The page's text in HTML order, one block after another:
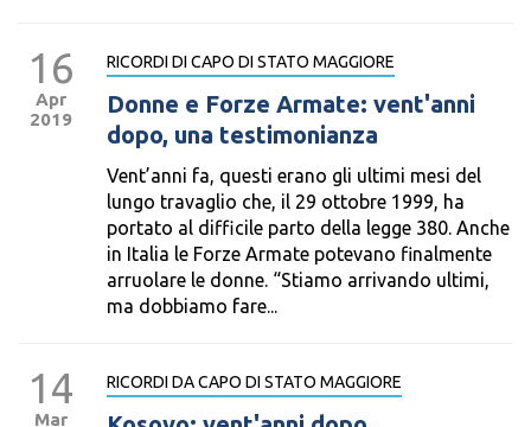
16
Apr
2019
RICORDI DI CAPO DI STATO MAGGIORE
Donne e Forze Armate: vent'anni
dopo, una testimonianza
Vent’anni fa, questi erano gli ultimi mesi del
lungo travaglio che, il 29 ottobre 1999, ha
portato al difficile parto della legge 380. Anche
in Italia le Forze Armate potevano finalmente
arruolare le donne. “Stiamo arrivando ultimi,
ma dobbiamo fare...
14
Mar
RICORDI DA CAPO DI STATO MAGGIORE